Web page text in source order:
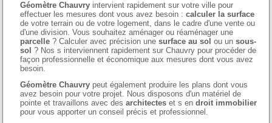
Géomètre Chauvry intervient rapidement sur votre ville pour
effectuer les mesures dont vous avez besoin :calculer la surface
de votre terrain ou de votre logement, dans le cadre d'une vente ou
d'une division. Vous souhaitez aménager ou réaménager une
parcelle ? Calculer avec précision unesurface au sol ou unsous-
sol ? Nos s interviennent rapidement sur Chauvry pour procéder de
façon professionnelle et économique aux mesures dont vous avez
besoin.
Géomètre Chauvry peut également produire les plans dont vous
avez besoin pour votre projet. Nous disposons d'un matériel de
pointe et travaillons avec desarchitectes et s endroit immobilier
pour vous apporter un conseil précis et professionnel.